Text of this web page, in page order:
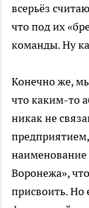
всерьёз
что под их
команды. Ну
Конечно же,
что каким-то
никак не
наименование
Воронежа»,
присвоить. Но